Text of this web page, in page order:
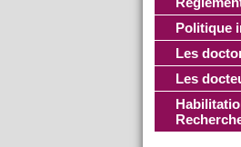
Politique
Les
Les